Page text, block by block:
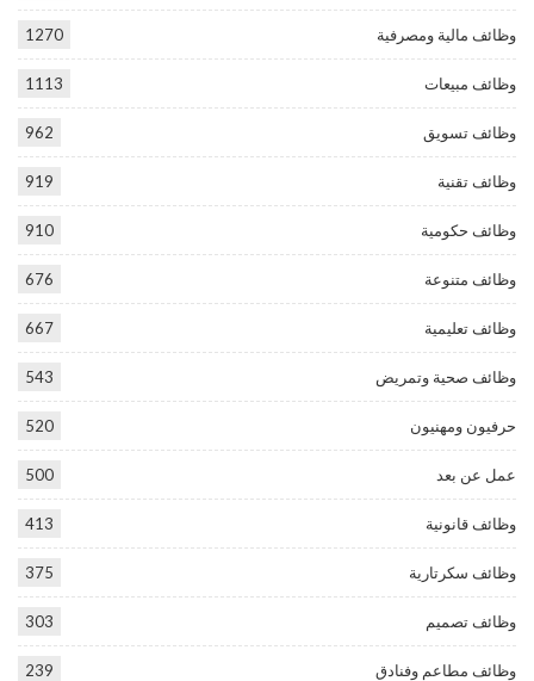
وظائف مالية ومصرفية 1270
وظائف مبيعات 1113
وظائف تسويق 962
وظائف تقنية 919
وظائف حكومية 910
وظائف متنوعة 676
وظائف تعليمية 667
وظائف صحية وتمريض 543
حرفيون ومهنيون 520
عمل عن بعد 500
وظائف قانونية 413
وظائف سكرتارية 375
وظائف تصميم 303
وظائف مطاعم وفنادق 239